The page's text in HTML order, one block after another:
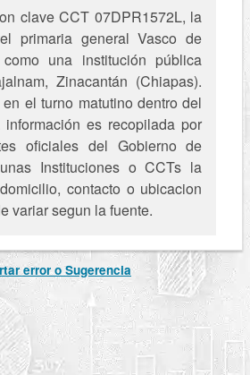
clave CCT 07DPR1572L, la
primaria general Vasco de
una institución pública
Zinacantán (Chiapas).
el turno matutino dentro del
es recopilada por
oficiales del Gobierno de
Instituciones o CCTs la
contacto o ubicacion
variar segun la fuente.
error o Sugerencia